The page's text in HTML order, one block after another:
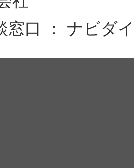
窓口 ： ナビダ